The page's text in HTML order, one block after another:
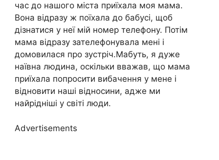
час до нашого міста приїхала моя мама.
Вона відразу ж поїхала до бабусі, щоб
дізнатися у неї мій номер телефону. Потім
мама відразу зателефонувала мені і
домовилася про зустріч.Мабуть, я дуже
наївна людина, оскільки вважав, що мама
приїхала попросити вибачення у мене і
відновити наші відносини, адже ми
найрідніші у світі люди.
Advertisements